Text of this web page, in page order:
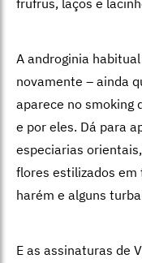
A androginia
novamente – ainda
aparece no smoking
e por eles. Dá para
especiarias
flores estilizados em
harém e alguns
E as assinaturas de